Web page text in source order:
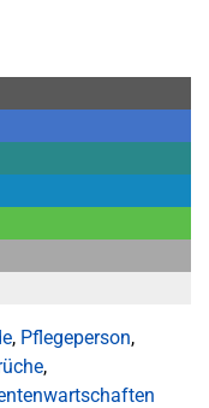
, Pflegeperson,
,